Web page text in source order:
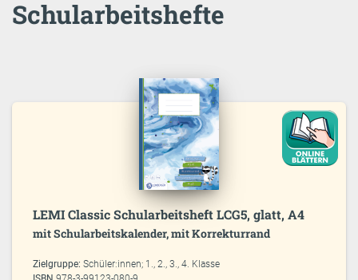
Schularbeitshefte
LEMI Classic Schularbeitsheft LCG5, glatt, A4
mit Schularbeitskalender, mit Korrekturrand
Zielgruppe:Schüler:innen; 1., 2., 3., 4. Klasse